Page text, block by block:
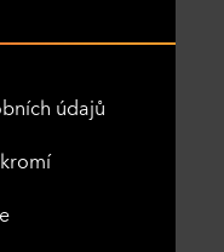
údajů